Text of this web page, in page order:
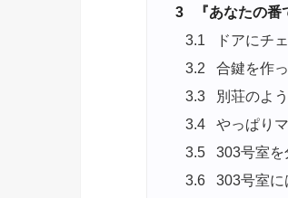
3
『あなたの
3.1
ドアにチ
3.2
合鍵を作
3.3
別荘のよ
3.4
やっぱり
3.5
303号室を
3.6
303号室